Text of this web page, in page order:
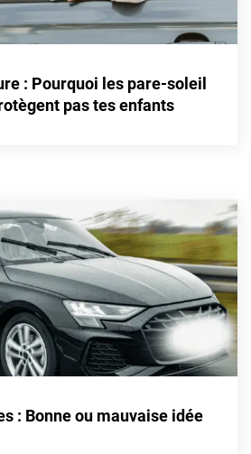
: Pourquoi les pare-soleil
pas tes enfants
: Bonne ou mauvaise idée